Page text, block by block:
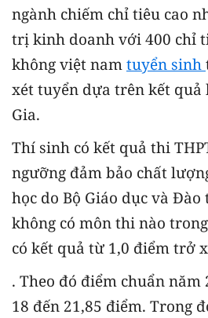
ngành chiếm chỉ tiêu cao
trị kinh doanh với 400 chỉ
không việt nam tuyển sinh
xét tuyển dựa trên kết quả
Gia.
Thí sinh có kết quả thi
ngưỡng đảm bảo chất
học do Bộ Giáo dục và Đào
không có môn thi nào
có kết quả từ 1,0 điểm trở
. Theo đó điểm chuẩn năm
18 đến 21,85 điểm. Trong